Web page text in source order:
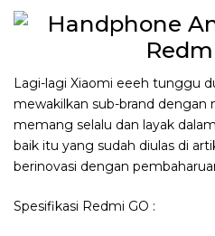
Lagi-lagi Xiaomi eeeh tunggu
mewakilkan sub-brand dengan
memang selalu dan layak
baik itu yang sudah diulas di
berinovasi dengan
Spesifikasi Redmi GO :